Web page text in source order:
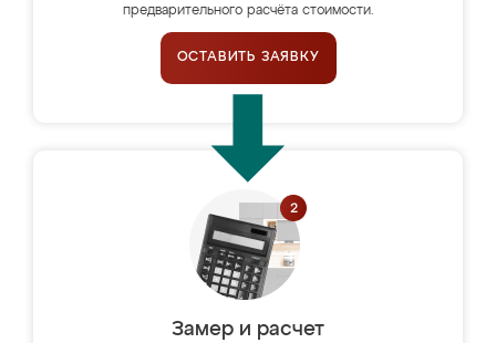
предварительного расчёта стоимости.
ОСТАВИТЬ ЗАЯВКУ
Замер и расчет